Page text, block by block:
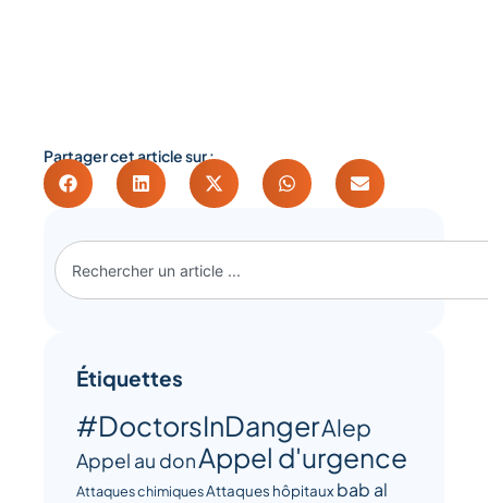
Partager cet article sur :
Étiquettes
#DoctorsInDangerAlep
Appel au donAppel d'urgence
Attaques chimiquesAttaques hôpitaux bab al